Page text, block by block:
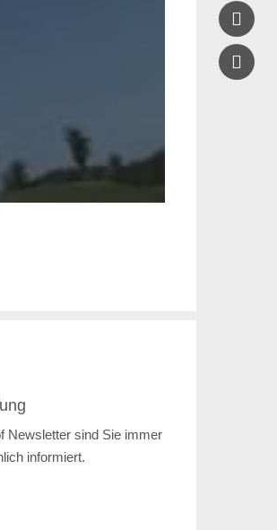
Newsletter sind Sie immer
informiert.
